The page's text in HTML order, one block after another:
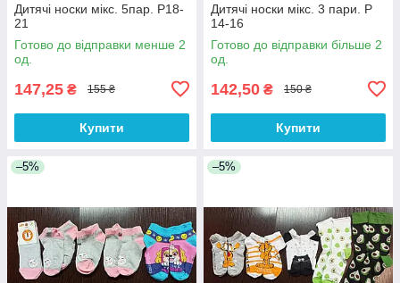
Дитячі носки мікс. 5пар. Р18-
21
Готово до відправки менше 2
од.
147,25 ₴ 155 ₴
Купити
Дитячі носки мікс. 3 пари. Р
14-16
Готово до відправки більше 2
од.
142,50 ₴ 150 ₴
Купити
–5% –5%